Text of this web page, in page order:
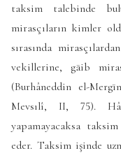
taksim talebinde
mirasçıların kimler
sırasında
vekillerine, gāib
(Burhâneddin el-
Mevsılî, II, 75).
yapamayacaksa
eder. Taksim işinde